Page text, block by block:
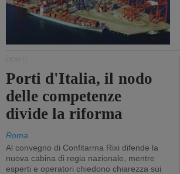
Porti d'Italia, il nodo
delle competenze
divide la riforma
Roma
Al convegno di Confitarma Rixi difende la
nuova cabina di regia nazionale, mentre
esperti e operatori chiedono chiarezza sui